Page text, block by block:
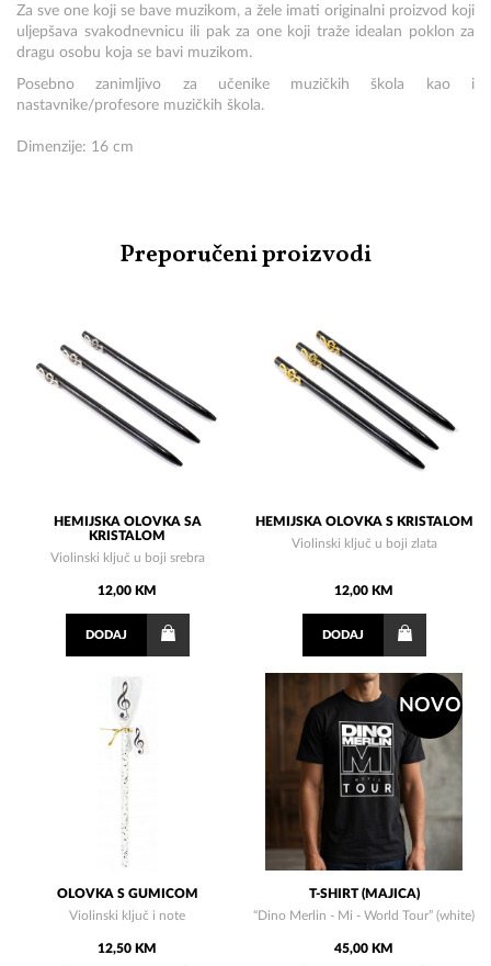
Za sve one koji se bave muzikom, a žele imati originalni proizvod koji
uljepšava svakodnevnicu ili pak za one koji traže idealan poklon za
dragu osobu koja se bavi muzikom.
Posebno zanimljivo za učenike muzičkih škola kao i
nastavnike/profesore muzičkih škola.
Dimenzije: 16 cm
Preporučeni proizvodi
HEMIJSKA OLOVKA SA
KRISTALOM
Violinski ključ u boji srebra
12,00 KM
DODAJ
HEMIJSKA OLOVKA S KRISTALOM
Violinski ključ u boji zlata
12,00 KM
DODAJ
OLOVKA S GUMICOM
Violinski ključ i note
12,50 KM
NOVO
T-SHIRT (MAJICA)
“Dino Merlin - Mi - World Tour” (white)
45,00 KM